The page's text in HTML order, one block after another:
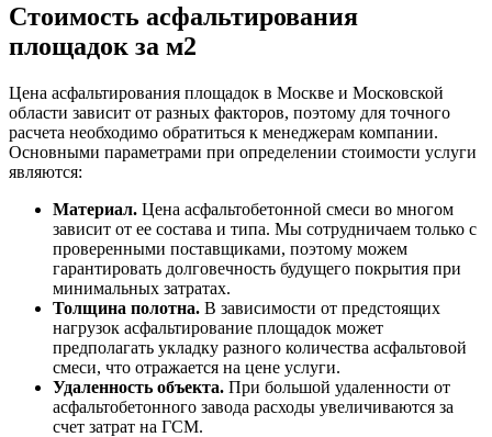
Стоимость асфальтирования
площадок за м2
Цена асфальтирования площадок в Москве и Московской
области зависит от разных факторов, поэтому для точного
расчета необходимо обратиться к менеджерам компании.
Основными параметрами при определении стоимости услуги
являются:
Материал. Цена асфальтобетонной смеси во многом
зависит от ее состава и типа. Мы сотрудничаем только с
проверенными поставщиками, поэтому можем
гарантировать долговечность будущего покрытия при
минимальных затратах.
Толщина полотна. В зависимости от предстоящих
нагрузок асфальтирование площадок может
предполагать укладку разного количества асфальтовой
смеси, что отражается на цене услуги.
Удаленность объекта. При большой удаленности от
асфальтобетонного завода расходы увеличиваются за
счет затрат на ГСМ.